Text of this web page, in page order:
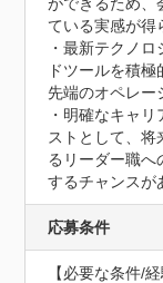
ている実感が得
・最新テクノ
ドツールを積
先端のオペレー
・明確なキャ
ストとして、将
るリーダー職へ
するチャンスが
応募条件
【必要な条件/経